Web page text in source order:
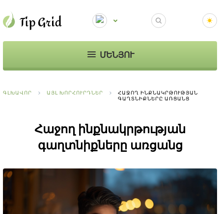
ՄԵՆՅՈՒ
ԳԼԽԱՎՈՐ ԱՅԼ ԽՈՐՀՈՒՐԴՆԵՐ
ՀԱՋՈՂ ԻՆՔՆԱԿՐԹՈՒԹՅԱՆ
ԳԱՂՏՆԻՔՆԵՐԸ ԱՌՑԱՆՑ
Հաջող ինքնակրթության
գաղտնիքները առցանց